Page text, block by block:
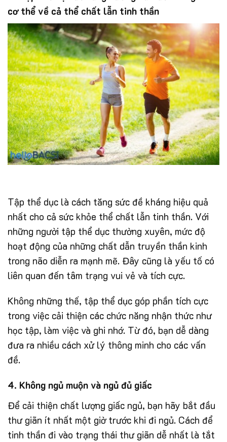
cơ thể về cả thể chất lẫn tinh thần
Tập thể dục là cách tăng sức đề kháng hiệu quả
nhất cho cả sức khỏe thể chất lẫn tinh thần. Với
những người tập thể dục thường xuyên, mức độ
hoạt động của những chất dẫn truyền thần kinh
trong não diễn ra mạnh mẽ. Đây cũng là yếu tố có
liên quan đến tâm trạng vui vẻ và tích cực.
Không những thế, tập thể dục góp phần tích cực
trong việc cải thiện các chức năng nhận thức như
học tập, làm việc và ghi nhớ. Từ đó, bạn dễ dàng
đưa ra nhiều cách xử lý thông minh cho các vấn
đề.
4. Không ngủ muộn và ngủ đủ giấc
Để cải thiện chất lượng giấc ngủ, bạn hãy bắt đầu
thư giãn ít nhất một giờ trước khi đi ngủ. Cách để
tinh thần đi vào trạng thái thư giãn dễ nhất là tắt